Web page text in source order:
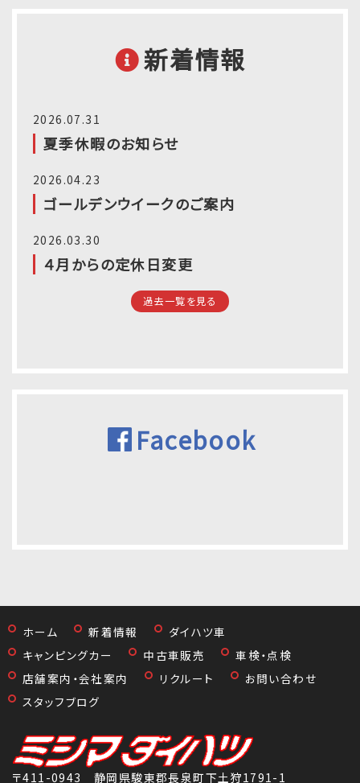
新着情報
2026.07.31
夏季休暇のお知らせ
2026.04.23
ゴールデンウイークのご案内
2026.03.30
４月からの定休日変更
過去一覧を見る
Facebook
ホーム 新着情報
ダイハツ車
キャンピングカー
中古車販売
車検・点検
店舗案内・会社案内
リクルート
お問い合わせ
スタッフブログ
〒411-0943 静岡県駿東郡長泉町下土狩1791-1